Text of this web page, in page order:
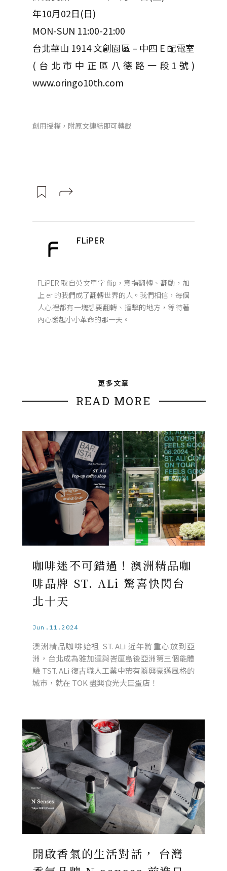
年10月02日(日)
MON-SUN 11:00-21:00
台北華山 1914 文創園區 – 中四 E 配電室
(台北市中正區八德路一段1號)
www.oringo10th.com
創用授權，附原文連結即可轉載
FLiPER
FLiPER 取自英文單字 flip，意指翻轉、翻動，加
上 er 的我們成了翻轉世界的人。我們相信，每個
人心裡都有一塊想要翻轉、撞擊的地方，等待著
內心發起小小革命的那一天。
更多文章
READ MORE
咖啡迷不可錯過！澳洲精品咖
啡品牌 ST. ALi 驚喜快閃台
北十天
Jun.11.2024
澳洲精品咖啡始祖 ST. ALi 近年將重心放到亞
洲，台北成為雅加達與峇厘島後亞洲第三個能體
驗 TST. ALi 復古職人工業中帶有隨興豪邁風格的
城市，就在 TOK 盡興食光大巨蛋店！
開啟香氣的生活對話， 台灣